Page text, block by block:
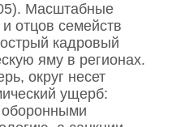
Масштабные
отцов семейств
кадровый
яму в регионах.
округ несет
ущерб: